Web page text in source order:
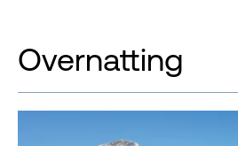
Overnatting